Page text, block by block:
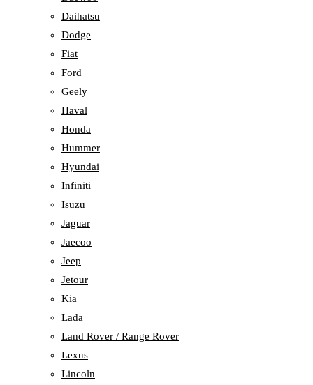
Daihatsu
Dodge
Fiat
Ford
Geely
Haval
Honda
Hummer
Hyundai
Infiniti
Isuzu
Jaguar
Jaecoo
Jeep
Jetour
Kia
Lada
Land Rover / Range Rover
Lexus
Lincoln